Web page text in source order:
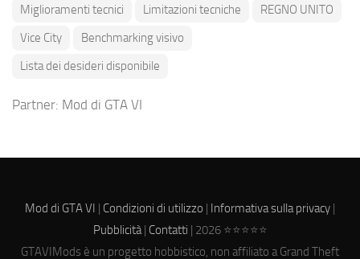
Miglioramenti tecnici
Limitazioni tecniche
REGNO UNITO
Vice City
Benchmarking visivo
Lista dei desideri disponibile
Partner: Mod di GTA VI
Mod di GTA VI | Condizioni di utilizzo | Informativa sulla privacy |
Pubblicità| Contatti | 2026 ⭐⭐⭐⭐⭐
GTAVIMods è un progetto hobbistico, non affiliato a Grand Theft